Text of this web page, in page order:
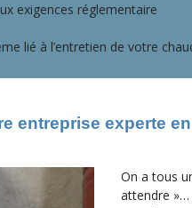
exigences réglementaire
lié à l’entretien de votre
entreprise experte
On a tous
attendre »…